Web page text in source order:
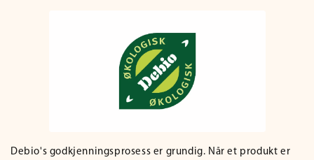
Debio's godkjenningsprosess er grundig. Når et produkt er